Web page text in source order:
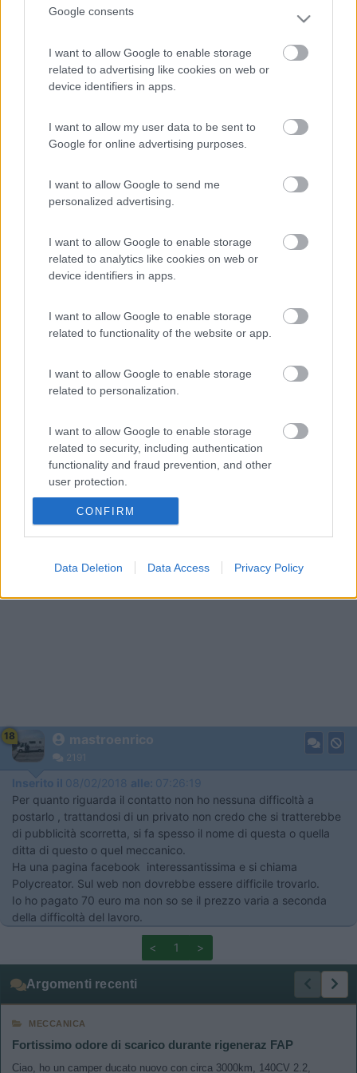
Google consents
I want to allow Google to enable storage
related to advertising like cookies on web or
device identifiers in apps.
I want to allow my user data to be sent to
Google for online advertising purposes.
I want to allow Google to send me
personalized advertising.
I want to allow Google to enable storage
related to analytics like cookies on web or
device identifiers in apps.
I want to allow Google to enable storage
related to functionality of the website or app.
I want to allow Google to enable storage
related to personalization.
I want to allow Google to enable storage
related to security, including authentication
functionality and fraud prevention, and other
user protection.
CONFIRM
Data Deletion Data Access Privacy Policy
franco49tn
Inserito il 02/02/2018 alle: 16:24:37
Vedo che il sistema è di fare foto
al camper e poi trasferire su cartoncino
Prezzo ?
Hecktor2
6506
almeno questo devi solo spolverarlo
mastroenrico
Inserito il08/02/2018 alle:07:19:04
Brutta faccia che però non hai postato... se puoi, per cortesia manda in
pvt il contatto, è una cosa interessante... quanto il costo?
la mia brutta faccia
p.s. non è solo cartoncino stampato , il modello è un blocco
pieno di polistirolo modellato.
Modificato da mastroenrico il 08/02/2018 alle 07:28:06
18 mastroenrico
2191
Inserito il 08/02/2018 alle: 07:26:19
Per quanto riguarda il contatto non ho nessuna difficoltà a
postarlo , trattandosi di un privato non credo che si tratterebbe
di pubblicità scorretta, si fa spesso il nome di questa o quella
ditta di questo o quel meccanico.
Ha una pagina facebook interessantissima e si chiama
Polycreator. Sul web non dovrebbe essere difficile trovarlo.
Io ho pagato 70 euro ma non so se il prezzo varia a seconda
della difficoltà del lavoro.
< 1 >
Argomenti recenti
MECCANICA
Fortissimo odore di scarico durante rigeneraz FAP
Ciao, ho un camper ducato nuovo con circa 3000km, 140CV 2.2,